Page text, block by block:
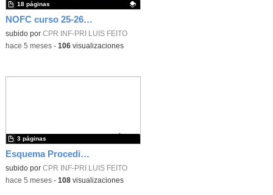
NOFC curso 25-26. Colegio Luis Feito
Contenido educativo.
subido por CPR INF-PRI LUIS FEITO
18 páginas
-hace 5 meses- 106visualizaciones
Esquema Procedimiento Ordinario
subido por CPR INF-PRI LUIS FEITO
3 páginas
-hace 5 meses- 108visualizaciones